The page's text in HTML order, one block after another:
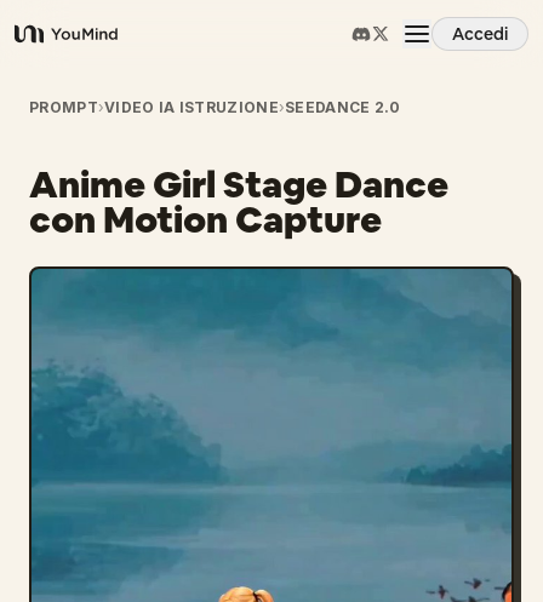
YouMind
Accedi
Panoramica
Casi d'uso
Abilità
Blog
PROMPT›VIDEO IA ISTRUZIONE›SEEDANCE 2.0
Anime Girl Stage Dance
con Motion Capture